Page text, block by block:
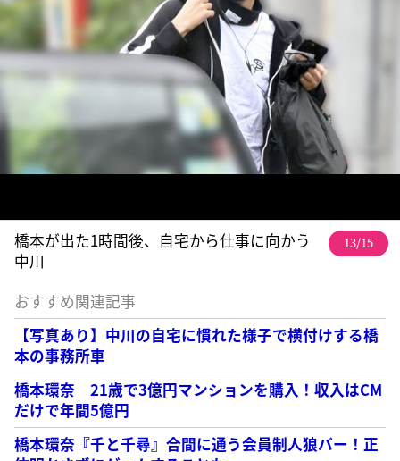
橋本が出た1時間後、自宅から仕事に向かう
中川
13/15
おすすめ関連記事
【写真あり】中川の自宅に慣れた様子で横付けする橋
本の事務所車
橋本環奈 21歳で3億円マンションを購入！収入はCM
だけで年間5億円
橋本環奈『千と千尋』合間に通う会員制人狼バー！正